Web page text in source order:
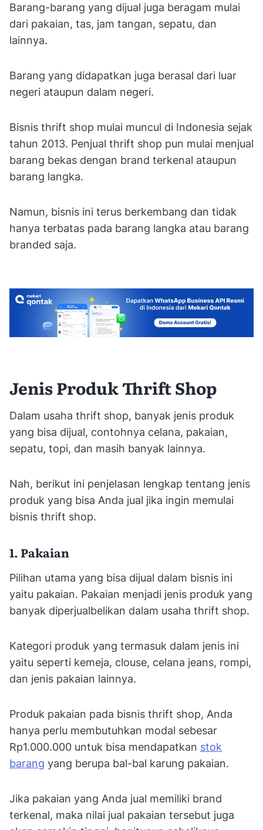
Barang-barang yang dijual juga beragam mulai
dari pakaian, tas, jam tangan, sepatu, dan
lainnya.
Barang yang didapatkan juga berasal dari luar
negeri ataupun dalam negeri.
Bisnis thrift shop mulai muncul di Indonesia sejak
tahun 2013. Penjual thrift shop pun mulai menjual
barang bekas dengan brand terkenal ataupun
barang langka.
Namun, bisnis ini terus berkembang dan tidak
hanya terbatas pada barang langka atau barang
branded saja.
Jenis Produk Thrift Shop
Dalam usaha thrift shop, banyak jenis produk
yang bisa dijual, contohnya celana, pakaian,
sepatu, topi, dan masih banyak lainnya.
Nah, berikut ini penjelasan lengkap tentang jenis
produk yang bisa Anda jual jika ingin memulai
bisnis thrift shop.
1. Pakaian
Pilihan utama yang bisa dijual dalam bisnis ini
yaitu pakaian. Pakaian menjadi jenis produk yang
banyak diperjualbelikan dalam usaha thrift shop.
Kategori produk yang termasuk dalam jenis ini
yaitu seperti kemeja, clouse, celana jeans, rompi,
dan jenis pakaian lainnya.
Produk pakaian pada bisnis thrift shop, Anda
hanya perlu membutuhkan modal sebesar
Rp1.000.000 untuk bisa mendapatkan stok
barang yang berupa bal-bal karung pakaian.
Jika pakaian yang Anda jual memiliki brand
terkenal, maka nilai jual pakaian tersebut juga